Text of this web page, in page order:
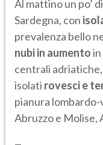
Al mattino un po’
Sardegna, con
prevalenza bello
nubi in aumento
centrali adriatiche,
isolati rovesci e
pianura
Abruzzo e Molise,